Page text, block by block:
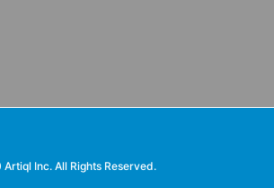
Inc. All Rights Reserved.